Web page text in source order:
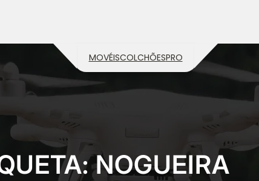
MOVÉISCOLCHÕESPRO
NOGUEIRA